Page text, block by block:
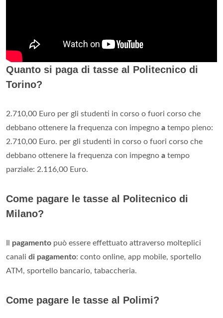
Quanto si paga di tasse al Politecnico di
Torino?
2.710,00 Euro per gli studenti in corso o fuori corso che
debbano ottenere la frequenza con impegno a tempo pieno:
2.710,00 Euro. per gli studenti in corso o fuori corso che
debbano ottenere la frequenza con impegno a tempo
parziale: 2.116,00 Euro.
Come pagare le tasse al Politecnico di
Milano?
pagamento può essere effettuato attraverso molteplici
canali di pagamento: conto online, app mobile, sportello
ATM, sportello bancario, tabaccheria.
Come pagare le tasse al Polimi?